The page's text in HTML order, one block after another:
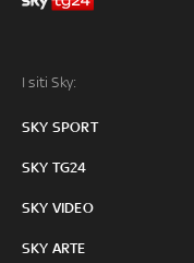
I siti Sky:
SKY SPORT
SKY TG24
SKY VIDEO
SKY ARTE